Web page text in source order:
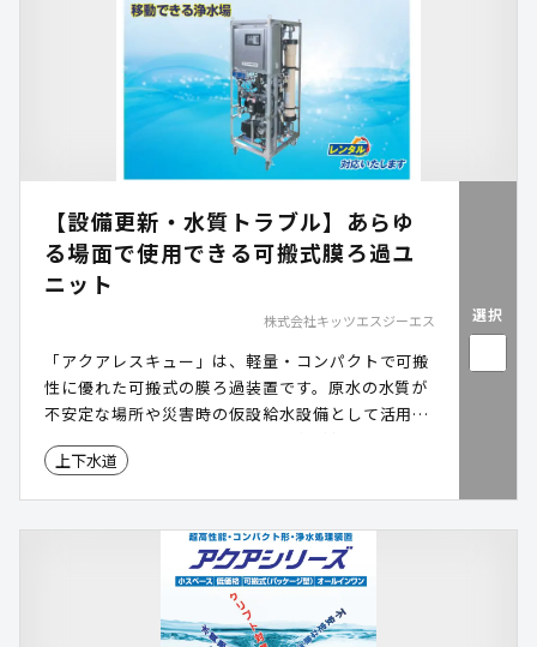
【設備更新・水質トラブル】あらゆ
る場面で使用できる可搬式膜ろ過ユ
ニット
株式会社キッツエスジーエス
「アクアレスキュー」は、軽量・コンパクトで可搬
性に優れた可搬式の膜ろ過装置です。原水の水質が
不安定な場所や災害時の仮設給水設備として活用で
き、1台で常設・仮設両方のニーズに対応。電源は
家庭用100Vで、全自動運転や遠隔監視にも対応し、
上下水道
選択